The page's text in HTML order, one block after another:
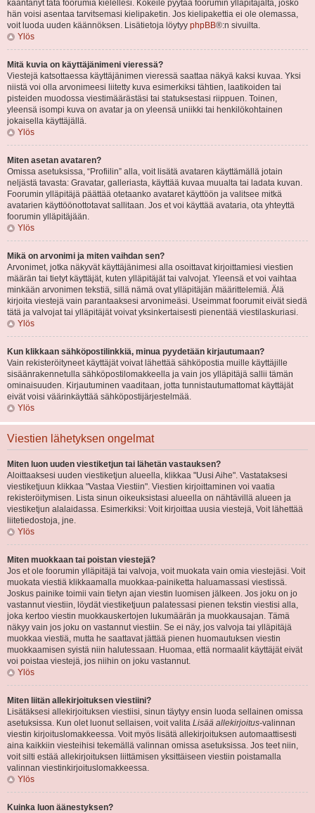
kääntänyt tätä foorumia kielellesi. Kokeile pyytää foorumin ylläpitäjältä, josko
hän voisi asentaa tarvitsemasi kielipaketin. Jos kielipakettia ei ole olemassa,
voit luoda uuden käännöksen. Lisätietoja löytyy phpBB®:n sivuilta.
Ylös
Mitä kuvia on käyttäjänimeni vieressä?
Viestejä katsottaessa käyttäjänimen vieressä saattaa näkyä kaksi kuvaa. Yksi
niistä voi olla arvonimeesi liitetty kuva esimerkiksi tähtien, laatikoiden tai
pisteiden muodossa viestimäärästäsi tai statuksestasi riippuen. Toinen,
yleensä isompi kuva on avatar ja on yleensä uniikki tai henkilökohtainen
jokaisella käyttäjällä.
Ylös
Miten asetan avataren?
Omissa asetuksissa, “Profiilin” alla, voit lisätä avataren käyttämällä jotain
neljästä tavasta: Gravatar, galleriasta, käyttää kuvaa muualta tai ladata kuvan.
Foorumin ylläpitäjä päättää otetaanko avataret käyttöön ja valitsee mitkä
avatarien käyttöönottotavat sallitaan. Jos et voi käyttää avataria, ota yhteyttä
foorumin ylläpitäjään.
Ylös
Mikä on arvonimi ja miten vaihdan sen?
Arvonimet, jotka näkyvät käyttäjänimesi alla osoittavat kirjoittamiesi viestien
määrän tai tietyt käyttäjät, kuten ylläpitäjät tai valvojat. Yleensä et voi vaihtaa
minkään arvonimen tekstiä, sillä nämä ovat ylläpitäjän määrittelemiä. Älä
kirjoita viestejä vain parantaaksesi arvonimeäsi. Useimmat foorumit eivät siedä
tätä ja valvojat tai ylläpitäjät voivat yksinkertaisesti pienentää viestilaskuriasi.
Ylös
Kun klikkaan sähköpostilinkkiä, minua pyydetään kirjautumaan?
Vain rekisteröityneet käyttäjät voivat lähettää sähköpostia muille käyttäjille
sisäänrakennetulla sähköpostilomakkeella ja vain jos ylläpitäjä sallii tämän
ominaisuuden. Kirjautuminen vaaditaan, jotta tunnistautumattomat käyttäjät
eivät voisi väärinkäyttää sähköpostijärjestelmää.
Ylös
Viestien lähetyksen ongelmat
Miten luon uuden viestiketjun tai lähetän vastauksen?
Aloittaaksesi uuden viestiketjun alueella, klikkaa "Uusi Aihe". Vastataksesi
viestiketjuun klikkaa "Vastaa Viestiin". Viestien kirjoittaminen voi vaatia
rekisteröitymisen. Lista sinun oikeuksistasi alueella on nähtävillä alueen ja
viestiketjun alalaidassa. Esimerkiksi: Voit kirjoittaa uusia viestejä, Voit lähettää
liitetiedostoja, jne.
Ylös
Miten muokkaan tai poistan viestejä?
Jos et ole foorumin ylläpitäjä tai valvoja, voit muokata vain omia viestejäsi. Voit
muokata viestiä klikkaamalla muokkaa-painiketta haluamassasi viestissä.
Joskus painike toimii vain tietyn ajan viestin luomisen jälkeen. Jos joku on jo
vastannut viestiin, löydät viestiketjuun palatessasi pienen tekstin viestisi alla,
joka kertoo viestin muokkauskertojen lukumäärän ja muokkausajan. Tämä
näkyy vain jos joku on vastannut viestiin. Se ei näy, jos valvoja tai ylläpitäjä
muokkaa viestiä, mutta he saattavat jättää pienen huomautuksen viestin
muokkaamisen syistä niin halutessaan. Huomaa, että normaalit käyttäjät eivät
voi poistaa viestejä, jos niihin on joku vastannut.
Ylös
Miten liitän allekirjoituksen viestiini?
Lisätäksesi allekirjoituksen viestiisi, sinun täytyy ensin luoda sellainen omissa
asetuksissa. Kun olet luonut sellaisen, voit valita Lisää allekirjoitus-valinnan
viestin kirjoituslomakkeessa. Voit myös lisätä allekirjoituksen automaattisesti
aina kaikkiin viesteihisi tekemällä valinnan omissa asetuksissa. Jos teet niin,
voit silti estää allekirjoituksen liittämisen yksittäiseen viestiin poistamalla
valinnan viestinkirjoituslomakkeessa.
Ylös
Kuinka luon äänestyksen?